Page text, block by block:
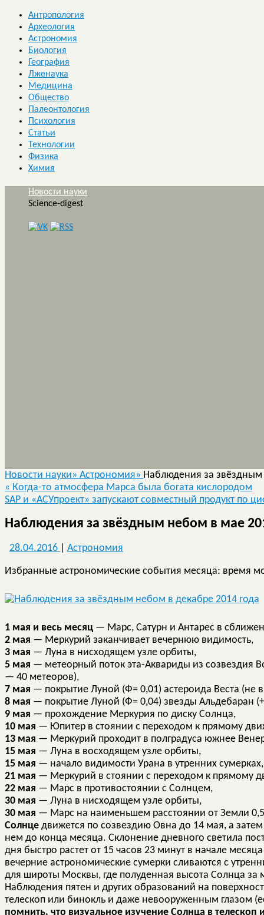
Антропология
Археология
Астрономия
Биология
География
Лженаука
Медицина
Общество
Палеонтология
Психология
Статьи
Технологии
Физика
Химия
Новости науки
Science-digest
Новости науки» Астрономия» Наблюдения за
« Когда-то атмосфера Марса была богата кислородом
SAP и «АСУпроект» запускают совместный продукт по
Наблюдения за звёздным небом в мае
28.04.2016 Астрономия
Избранные астрономические события месяца: время
1 мая и весь месяц — Марс, Сатурн и Антарес в
2 мая — Меркурий заканчивает вечернюю видимость,
3 мая — Луна в нисходящем узле орбиты,
5 мая — метеорный поток эта-Аквариды из созвездия
— 40 метеоров),
7 мая — покрытие Луной (Ф= 0,01) астероида Веста (не
8 мая — покрытие Луной (Ф= 0,04) звезды Альдебаран
9 мая — прохождение Меркурия по диску Солнца,
10 мая — Юпитер в стоянии с переходом к прямому
13 мая — Меркурий проходит в полградуса южнее
15 мая — Луна в восходящем узле орбиты,
15 мая — начало видимости Урана в утренних сумерках,
21 мая — Меркурий в стоянии с переходом к прямому
22 мая — Марс в противостоянии с Солнцем,
30 мая — Луна в нисходящем узле орбиты,
30 мая — Марс на наименьшем расстоянии от Земли
Солнце движется по созвездию Овна до 14 мая, а затем
нем до конца месяца. Склонение дневного светила
дня быстро растет от 15 часов 23 минут в начале
вечерние астрономические сумерки сливаются с
для широты Москвы, где полуденная высота Солнца за
Наблюдения пятен и других образований на
телескоп или бинокль и даже невооруженным глазом
помнить, что визуальное изучение Солнца в